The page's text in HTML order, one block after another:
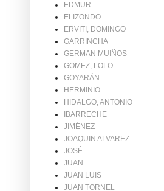
EDMUR
ELIZONDO
ERVITI, DOMINGO
GARRINCHA
GERMAN MUIÑOS
GOMEZ, LOLO
GOYARÁN
HERMINIO
HIDALGO, ANTONIO
IBARRECHE
JIMÉNEZ
JOAQUIN ALVAREZ
JOSÉ
JUAN
JUAN LUIS
JUAN TORNEL